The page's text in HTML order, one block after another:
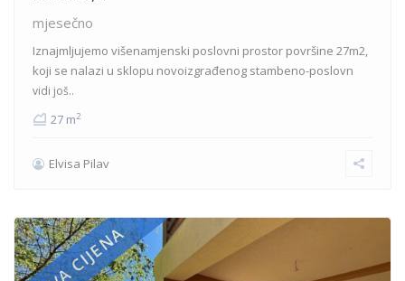
mjesečno
Iznajmljujemo višenamjenski poslovni prostor površine 27m2,
koji se nalazi u sklopu novoizgrađenog stambeno-poslovn
vidi još..
27 m2
Elvisa Pilav